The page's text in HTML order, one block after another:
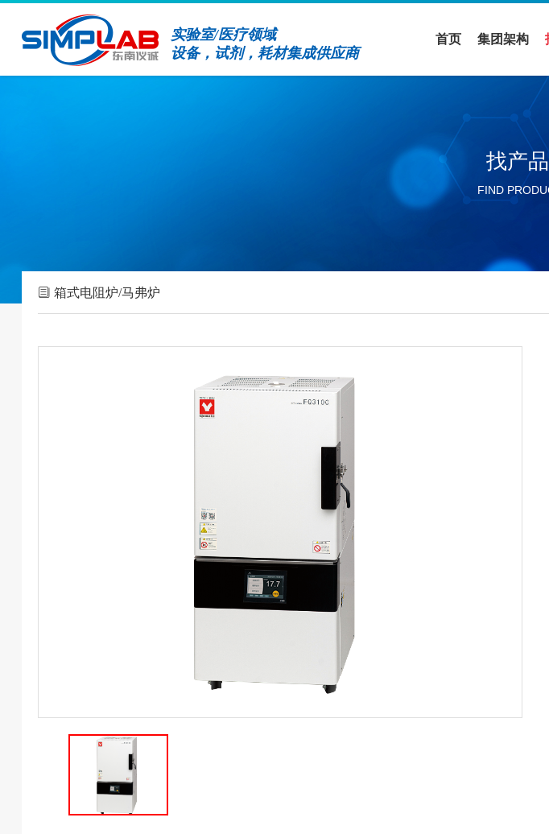
实验室/医疗领域
设备，试剂，耗材集成供应商
首页 集团架构
实验室设备领域
找产
FIND
箱式电阻炉/马弗炉